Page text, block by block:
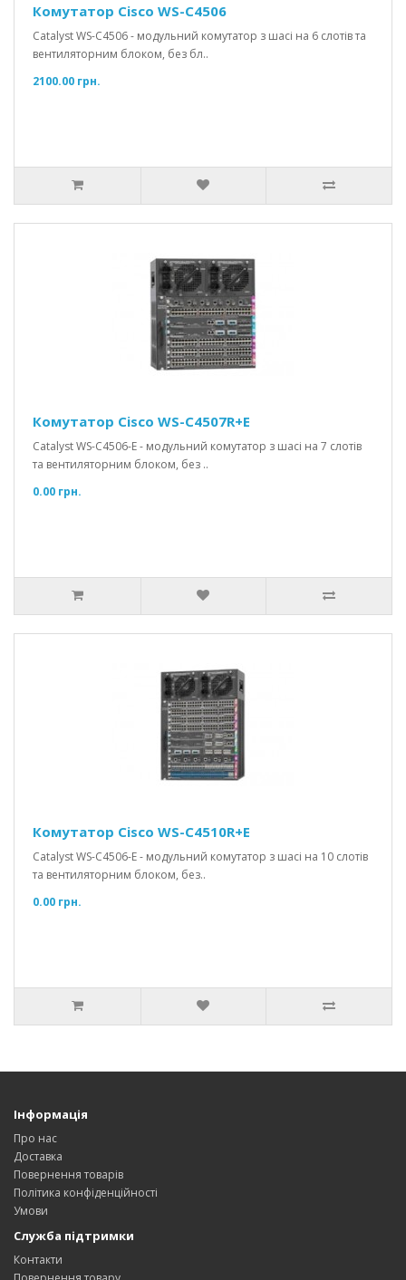
Комутатор Cisco WS-C4506
Catalyst WS-C4506 - модульний комутатор з шасі на 6 слотів та
вентиляторним блоком, без бл..
2100.00 грн.
Комутатор Cisco WS-C4507R+E
Catalyst WS-C4506-E - модульний комутатор з шасі на 7 слотів
та вентиляторним блоком, без ..
0.00 грн.
Комутатор Cisco WS-C4510R+E
Catalyst WS-C4506-E - модульний комутатор з шасі на 10 слотів
та вентиляторним блоком, без..
0.00 грн.
Інформація
Про нас
Доставка
Повернення товарів
Політика конфіденційності
Умови
Служба підтримки
Контакти